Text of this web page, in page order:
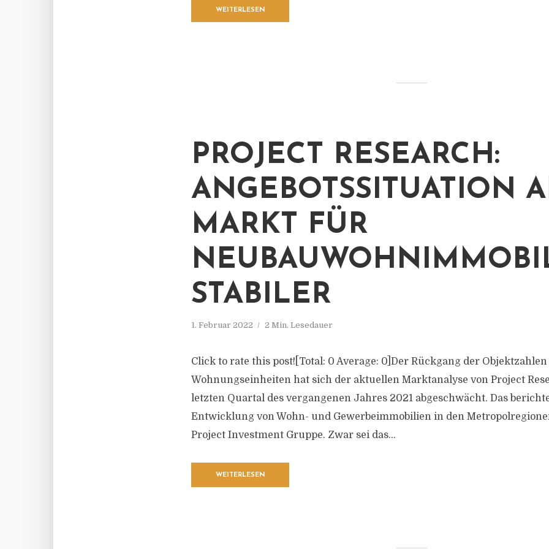
WEITERLESEN
PROJECT RESEARCH:
ANGEBOTSSITUATION
MARKT FÜR
STABILER
1. Februar 2022 2 Min. Lesedauer
Click to rate this post![Total: 0 Average: 0]Der Rückgang der
Wohnungseinheiten hat sich der aktuellen Marktanalyse von Project
letzten Quartal des vergangenen Jahres 2021 abgeschwächt. Das
Entwicklung von Wohn- und Gewerbeimmobilien in den
Project Investment Gruppe. Zwar sei das...
WEITERLESEN